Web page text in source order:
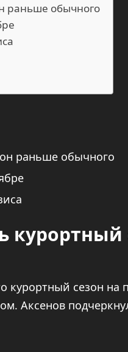
раньше обычного
раньше обычного
курортный сезон на
Аксенов